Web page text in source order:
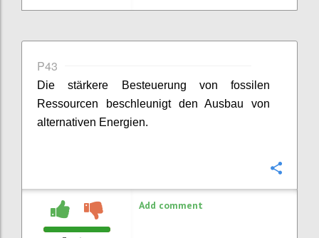
P43
Die stärkere Besteuerung von fossilen
Ressourcen beschleunigt den Ausbau von
alternativen Energien.
Add comment